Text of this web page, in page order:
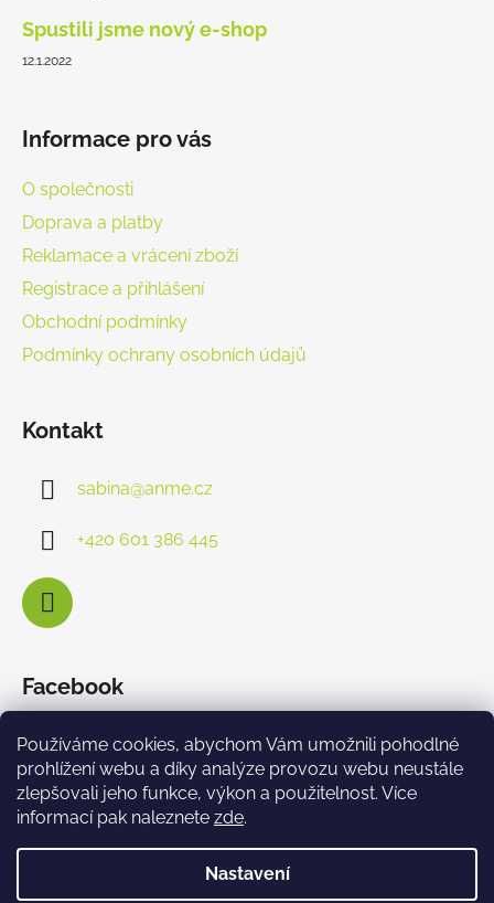
Používáme cookies, abychom Vám umožnili pohodlné
prohlížení webu a díky analýze provozu webu neustále
zlepšovali jeho funkce, výkon a použitelnost. Více
informací pak naleznete zde.
Nastavení
Spustili jsme nový e-shop
12.1.2022
Informace pro vás
O společnosti
Doprava a platby
Reklamace a vrácení zboží
Registrace a přihlášení
Obchodní podmínky
Podmínky ochrany osobních údajů
Kontakt
sabina@anme.cz
+420 601 386 445
Facebook